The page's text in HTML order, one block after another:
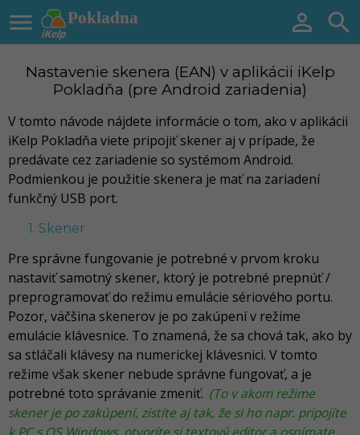
Pokladna
  
Nastavenie skenera (EAN) v aplikácii iKelp
Pokladňa (pre Android zariadenia)
V tomto návode nájdete informácie o tom, ako v aplikácii
iKelp Pokladňa viete pripojiť skener aj v prípade, že
predávate cez zariadenie so systémom Android.
Podmienkou je použitie skenera je mať na zariadení
funkčný USB port.
1. Skener
Pre správne fungovanie je potrebné v prvom kroku
nastaviť samotný skener, ktorý je potrebné prepnúť /
preprogramovať do režimu emulácie sériového portu.
Pozor, väčšina skenerov je po zakúpení v režime
emulácie klávesnice. To znamená, že sa chová tak, ako by
sa stláčali klávesy na numerickej klávesnici. V tomto
režime však skener nebude správne fungovať, a je
potrebné toto správanie zmeniť. (To v akom režime
skener je po zakúpení, zistíte aj tak, že si ho napr. pripojíte
k PC s OS Windows, otvoríte si textový editor a osnímate